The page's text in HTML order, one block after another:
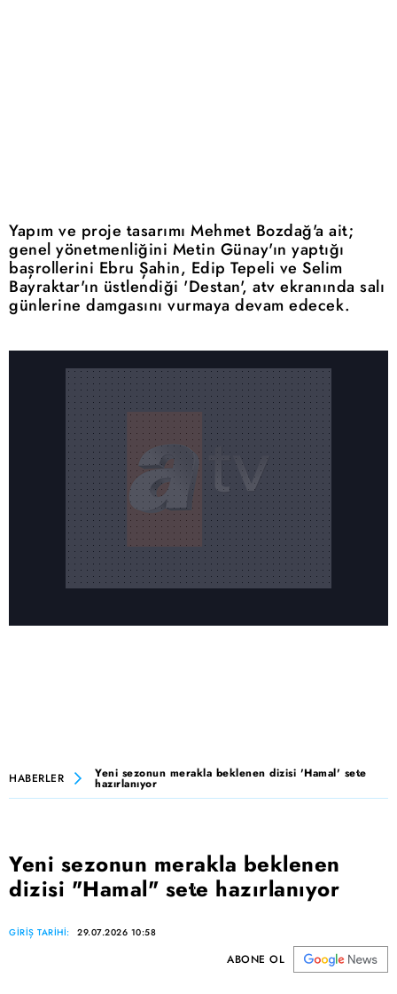
Yapım ve proje tasarımı Mehmet Bozdağ'a ait;
genel yönetmenliğini Metin Günay'ın yaptığı
başrollerini Ebru Şahin, Edip Tepeli ve Selim
Bayraktar'ın üstlendiği 'Destan', atv ekranında salı
günlerine damgasını vurmaya devam edecek.
HABERLER Yeni sezonun merakla beklenen dizisi 'Hamal' sete
hazırlanıyor
Yeni sezonun merakla beklenen
dizisi "Hamal" sete hazırlanıyor
GİRİŞ TARİHİ: 29.07.2026 10:58
ABONE OL